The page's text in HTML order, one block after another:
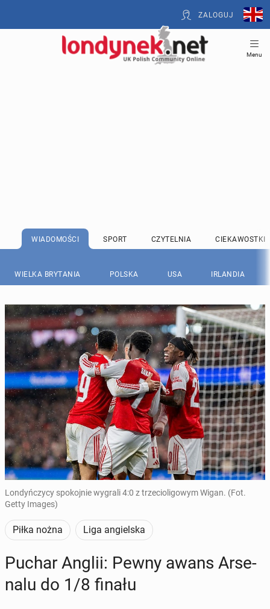
ZALOGUJ
Menu
WIADOMOŚCI SPORT CZYTELNIA CIEKAWOSTKI
WIELKA BRYTANIA POLSKA USA IRLANDIA
Londyńczycy spokojnie wygrali 4:0 z trzecioligowym Wigan. (Fot.
Getty Images)
Piłka nożna Liga angielska
Puchar Anglii: Pewny awans Ar­se­
na­lu do 1/8 finału